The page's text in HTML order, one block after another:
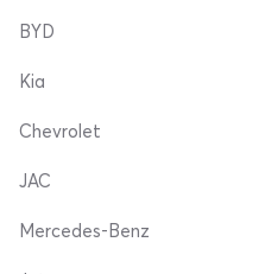
BYD
Kia
Chevrolet
JAC
Mercedes-Benz